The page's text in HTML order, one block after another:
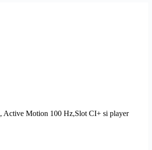
, Active Motion 100 Hz,Slot CI+ si player